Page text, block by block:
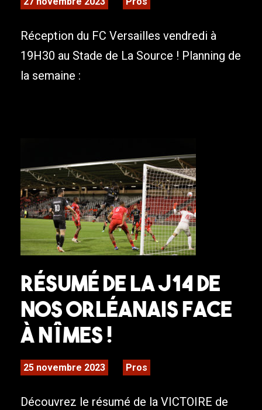
Réception du FC Versailles vendredi à
19H30 au Stade de La Source ! Planning de
la semaine :
Résumé de la J14 de
nos Orléanais face
à Nîmes !
25 novembre 2023 Pros
Découvrez le résumé de la VICTOIRE de